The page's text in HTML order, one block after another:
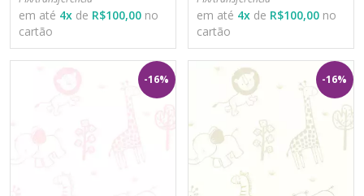
em até 4x de R$100,00 no
cartão
em até 4x de R$100,00 no
cartão
-16% -16%